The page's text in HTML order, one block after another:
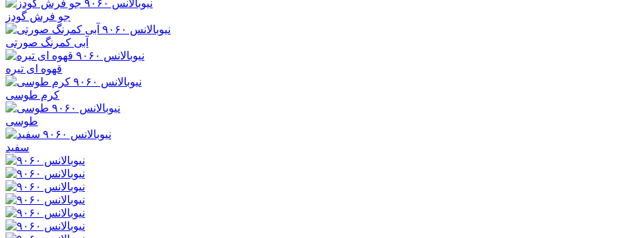
جو فرش گودز
آبی کمرنگ صورتی
قهوه ای تیره
کرم طوسی
طوسی
سفید